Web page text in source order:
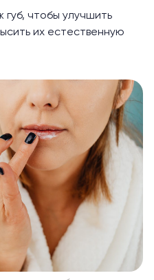
чтобы улучшить
их естественную